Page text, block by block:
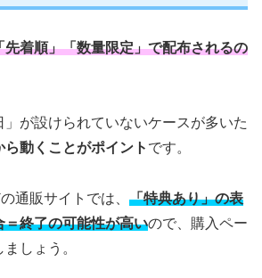
先着順」「数量限定」で配布されるの
が設けられていないケースが多いた
動くことがポイント です。
通販サイトでは、 「特典あり」の表
＝終了の可能性が高いので、購入ペー
しょう。